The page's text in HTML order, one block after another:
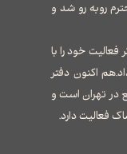
روبه رو شد و
خود را با
اکنون دفتر
در تهران است و
فعالیت دارد.